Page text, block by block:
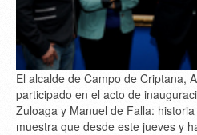
El alcalde de Campo de Criptana,
participado en el acto de
Zuloaga y Manuel de Falla:
muestra que desde este jueves y